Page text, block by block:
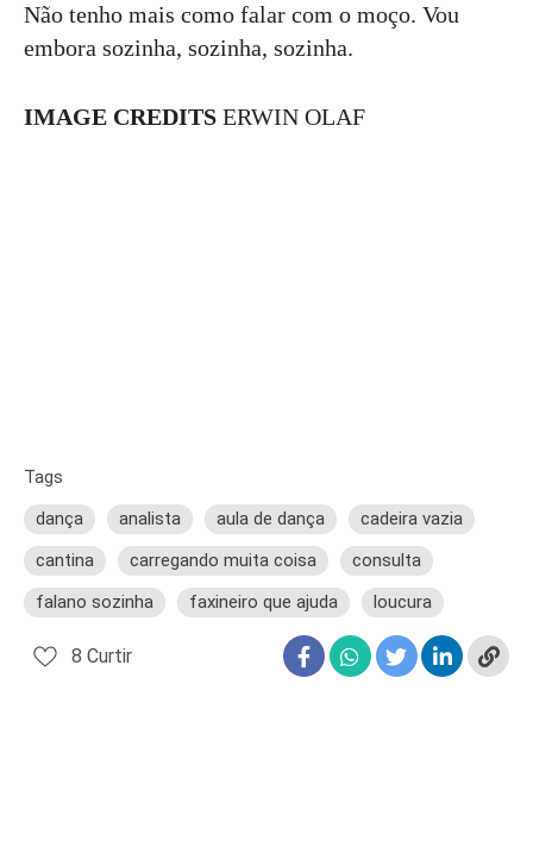
Não tenho mais como falar com o moço. Vou
embora sozinha, sozinha, sozinha.
IMAGE CREDITS ERWIN OLAF
Tags
dança
analista aula de dança
cadeira vazia
cantina
carregando muita coisa
consulta
falano sozinha
faxineiro que ajuda loucura
8 Curtir